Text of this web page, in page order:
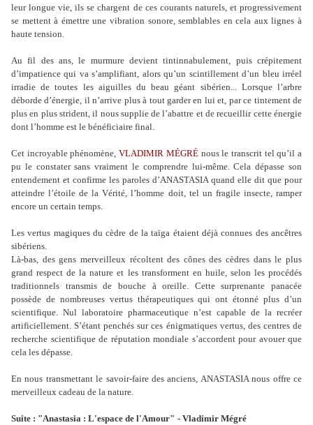
leur longue vie, ils se chargent de ces courants naturels, et progressivement
se mettent à émettre une vibration sonore, semblables en cela aux lignes à
haute tension.
Au fil des ans, le murmure devient tintinnabulement, puis crépitement
d’impatience qui va s’amplifiant, alors qu’un scintillement d’un bleu irréel
irradie de toutes les aiguilles du beau géant sibérien... Lorsque l’arbre
déborde d’énergie, il n’arrive plus à tout garder en lui et, par ce tintement de
plus en plus strident, il nous supplie de l’abattre et de recueillir cette énergie
dont l’homme est le bénéficiaire final.
Cet incroyable phénomène,VLADIMIR MÉGRÉnous le transcrit tel qu’il a
pu le constater sans vraiment le comprendre lui-même. Cela dépasse son
entendement et confirme les paroles d’ANASTASIA quand elle dit que pour
atteindre l’étoile de la Vérité, l’homme doit, tel un fragile insecte, ramper
encore un certain temps.
Les vertus magiques du cèdre de la taïga étaient déjà connues des ancêtres
sibériens.
Là-bas, des gens merveilleux récoltent des cônes des cèdres dans le plus
grand respect de la nature et les transforment en huile, selon les procédés
traditionnels transmis de bouche à oreille. Cette surprenante panacée
possède de nombreuses vertus thérapeutiques qui ont étonné plus d’un
scientifique. Nul laboratoire pharmaceutique n’est capable de la recréer
artificiellement. S’étant penchés sur ces énigmatiques vertus, des centres de
recherche scientifique de réputation mondiale s’accordent pour avouer que
cela les dépasse.
En nous transmettant le savoir-faire des anciens, ANASTASIA nous offre ce
merveilleux cadeau de la nature.
Suite : "Anastasia : L'espace de l'Amour" - Vladimir Mégré